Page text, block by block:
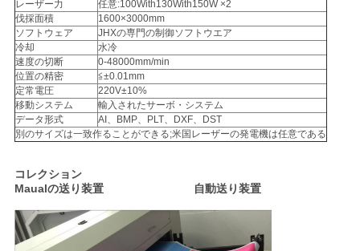
レーザー力
任意:100With130With150W ×2
伐採面積
1600×3000mm
ソフトウェア
JHXの専門の制御ソフトウエア
冷却
水冷
速度の切断
0-48000mm/min
位置の精密
≦±0.01mm
定常電圧
220V±10%
移動システム
輸入されたサーボ・システム
データ形式
AI、BMP、PLT、DXF、DST
別のサイズは一致作ることができる;米国レーザーの発電機は任意である
コレクション
Maualの送り装置 自動送り装置